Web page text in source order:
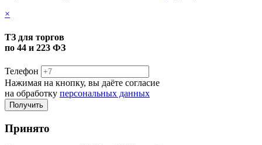
×
ТЗ для торгов
по 44 и 223 ФЗ
Телефон
Нажимая на кнопку, вы даёте согласие
на обработку персональных данных
Принято